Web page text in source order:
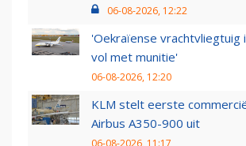
06-08-2026, 12:22
'Oekraïense vrachtvliegtuig
vol met munitie'
06-08-2026, 12:20
KLM stelt eerste
Airbus A350-900 uit
06-08-2026, 11:17